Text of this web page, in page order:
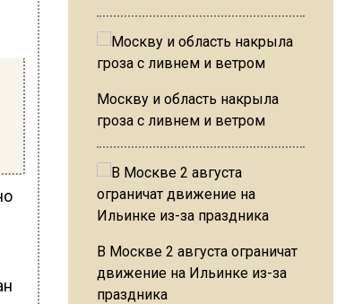
Москву и область накрыла
гроза с ливнем и ветром
В Москве 2 августа ограничат
движение на Ильинке из-за
праздника